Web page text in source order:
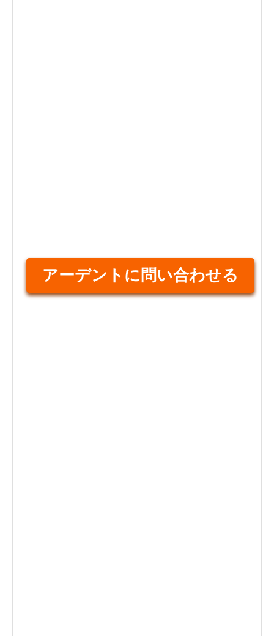
アーデントに問い合わせる